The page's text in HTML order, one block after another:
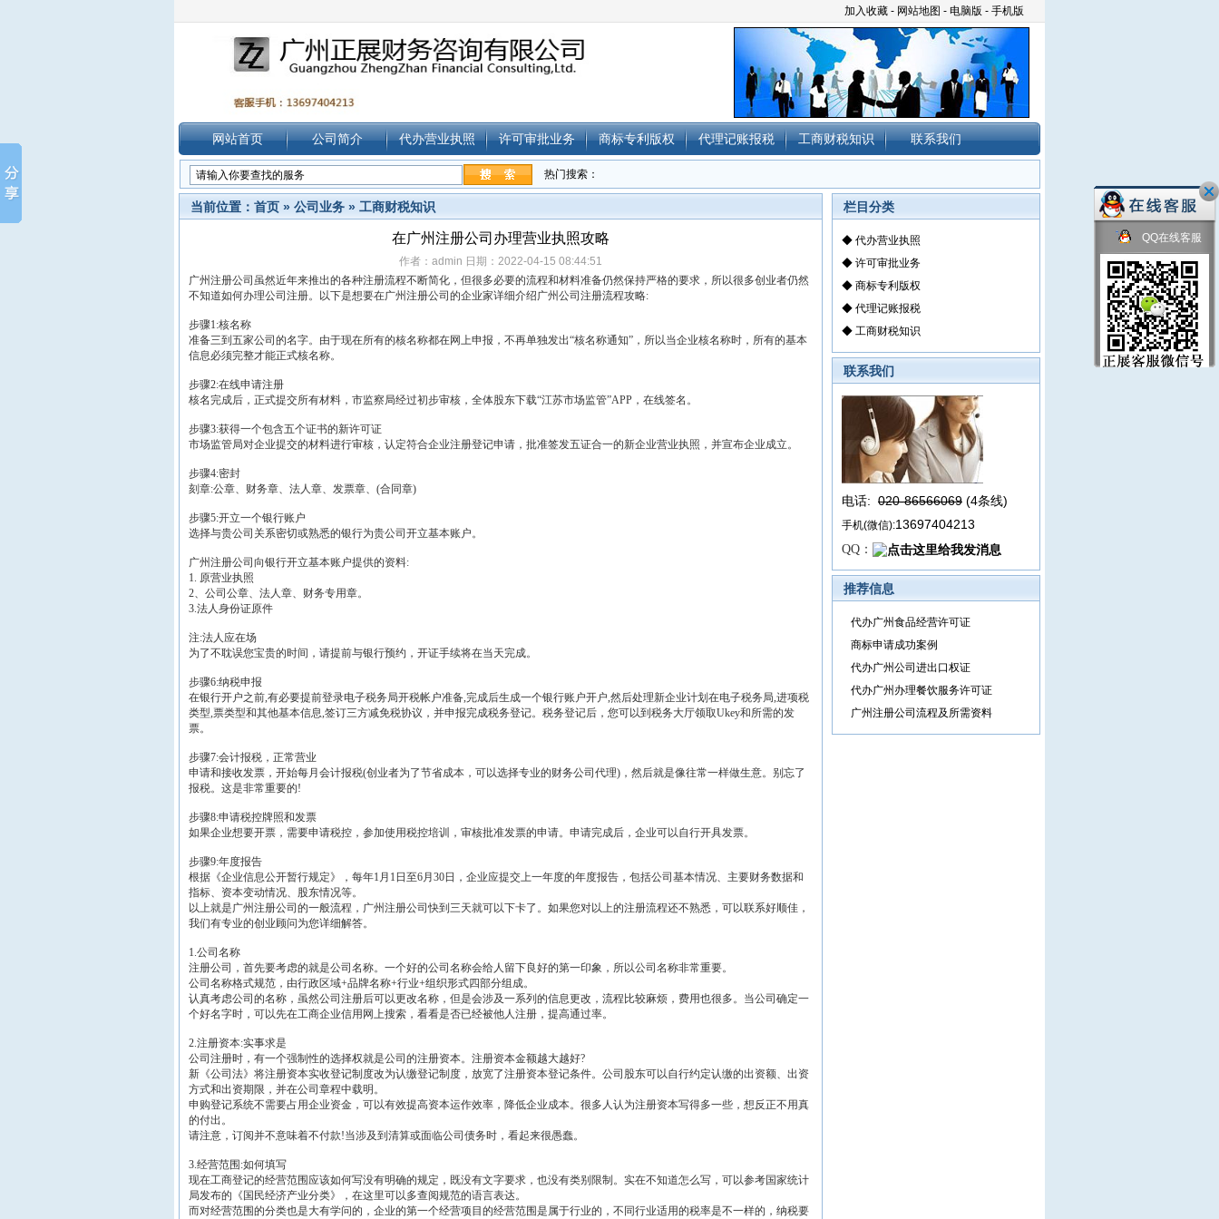
加入收藏 - 网站地图 - 电脑版 - 手机版
网站首页 公司简介 代办营业执照 许可审批业务 商标专利版权 代理记账报税 工商财税知识 联系我们
热门搜索：
当前位置： 首页 » 公司业务 » 工商财税知识
在广州注册公司办理营业执照攻略
作者：admin 日期：2022-04-15 08:44:51
广州注册公司虽然近年来推出的各种注册流程不断简化，但很多必要的流程和材料准备仍然保持严格的要求，所以很多创业者仍然
不知道如何办理公司注册。以下是想要在广州注册公司的企业家详细介绍广州公司注册流程攻略:
步骤1:核名称
准备三到五家公司的名字。由于现在所有的核名称都在网上申报，不再单独发出“核名称通知”，所以当企业核名称时，所有的基本
信息必须完整才能正式核名称。
步骤2:在线申请注册
核名完成后，正式提交所有材料，市监察局经过初步审核，全体股东下载“江苏市场监管”APP，在线签名。
步骤3:获得一个包含五个证书的新许可证
市场监管局对企业提交的材料进行审核，认定符合企业注册登记申请，批准签发五证合一的新企业营业执照，并宣布企业成立。
步骤4:密封
刻章:公章、财务章、法人章、发票章、(合同章)
步骤5:开立一个银行账户
选择与贵公司关系密切或熟悉的银行为贵公司开立基本账户。
广州注册公司向银行开立基本账户提供的资料:
1. 原营业执照
2、公司公章、法人章、财务专用章。
3.法人身份证原件
注:法人应在场
为了不耽误您宝贵的时间，请提前与银行预约，开证手续将在当天完成。
步骤6:纳税申报
在银行开户之前,有必要提前登录电子税务局开税帐户准备,完成后生成一个银行账户开户,然后处理新企业计划在电子税务局,进项税
类型,票类型和其他基本信息,签订三方减免税协议，并申报完成税务登记。税务登记后，您可以到税务大厅领取Ukey和所需的发
票。
步骤7:会计报税，正常营业
申请和接收发票，开始每月会计报税(创业者为了节省成本，可以选择专业的财务公司代理)，然后就是像往常一样做生意。别忘了
报税。这是非常重要的!
步骤8:申请税控牌照和发票
如果企业想要开票，需要申请税控，参加使用税控培训，审核批准发票的申请。申请完成后，企业可以自行开具发票。
步骤9:年度报告
根据《企业信息公开暂行规定》，每年1月1日至6月30日，企业应提交上一年度的年度报告，包括公司基本情况、主要财务数据和
指标、资本变动情况、股东情况等。
以上就是广州注册公司的一般流程，广州注册公司快到三天就可以下卡了。如果您对以上的注册流程还不熟悉，可以联系好顺佳，
我们有专业的创业顾问为您详细解答。
1.公司名称
注册公司，首先要考虑的就是公司名称。一个好的公司名称会给人留下良好的第一印象，所以公司名称非常重要。
公司名称格式规范，由行政区域+品牌名称+行业+组织形式四部分组成。
认真考虑公司的名称，虽然公司注册后可以更改名称，但是会涉及一系列的信息更改，流程比较麻烦，费用也很多。当公司确定一
个好名字时，可以先在工商企业信用网上搜索，看看是否已经被他人注册，提高通过率。
2.注册资本:实事求是
公司注册时，有一个强制性的选择权就是公司的注册资本。注册资本金额越大越好?
新《公司法》将注册资本实收登记制度改为认缴登记制度，放宽了注册资本登记条件。公司股东可以自行约定认缴的出资额、出资
方式和出资期限，并在公司章程中载明。
申购登记系统不需要占用企业资金，可以有效提高资本运作效率，降低企业成本。很多人认为注册资本写得多一些，想反正不用真
的付出。
请注意，订阅并不意味着不付款!当涉及到清算或面临公司债务时，看起来很愚蠢。
3.经营范围:如何填写
现在工商登记的经营范围应该如何写没有明确的规定，既没有文字要求，也没有类别限制。实在不知道怎么写，可以参考国家统计
局发布的《国民经济产业分类》，在这里可以多查阅规范的语言表达。
而对经营范围的分类也是大有学问的，企业的第一个经营项目的经营范围是属于行业的，不同行业适用的税率是不一样的，纳税要
栏目分类
◆ 代办营业执照
◆ 许可审批业务
◆ 商标专利版权
◆ 代理记账报税
◆ 工商财税知识
联系我们
电话: 020-86566069 (4条线)
手机(微信):13697404213
QQ：
推荐信息
代办广州食品经营许可证
商标申请成功案例
代办广州公司进出口权证
代办广州办理餐饮服务许可证
广州注册公司流程及所需资料
QQ在线客服